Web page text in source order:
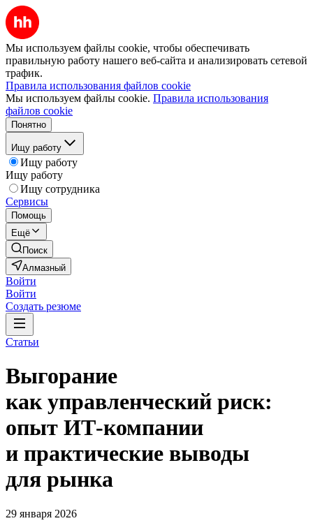
Мы используем файлы cookie, чтобы обеспечивать
правильную работу нашего веб-сайта и анализировать сетевой
трафик.
Правила использования файлов cookie
Мы используем файлы cookie. Правила использования
файлов cookie
Понятно
Ищу работу
Ищу работу
Ищу работу
Ищу сотрудника
Сервисы
Помощь
Ещё
Поиск
Алмазный
Войти
Войти
Создать резюме
Статьи
Выгорание
как управленческий риск:
опыт ИТ-компании
и практические выводы
для рынка
29 января 2026